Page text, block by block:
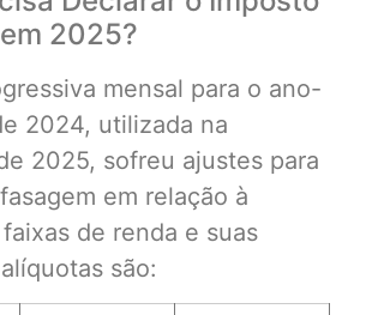
2025?
mensal para o ano-
2024, utilizada na
2025, sofreu ajustes para
em relação à
de renda e suas
são: